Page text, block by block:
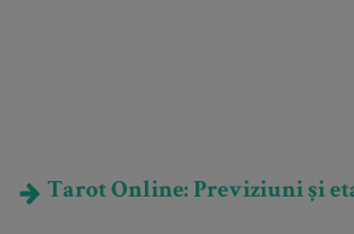
Tarot Online: Previziuni și